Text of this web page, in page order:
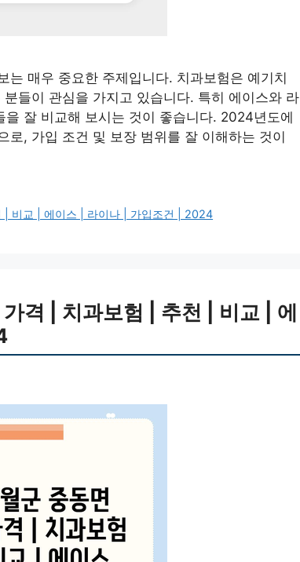
는 매우 중요한 주제입니다. 치과보험은 예기치
들이 관심을 가지고 있습니다. 특히 에이스와 라
잘 비교해 보시는 것이 좋습니다. 2024년도에
로, 가입 조건 및 보장 범위를 잘 이해하는 것이
| 비교 | 에이스 | 라이나 | 가입조건 | 2024
격 | 치과보험 | 추천 | 비교 | 에